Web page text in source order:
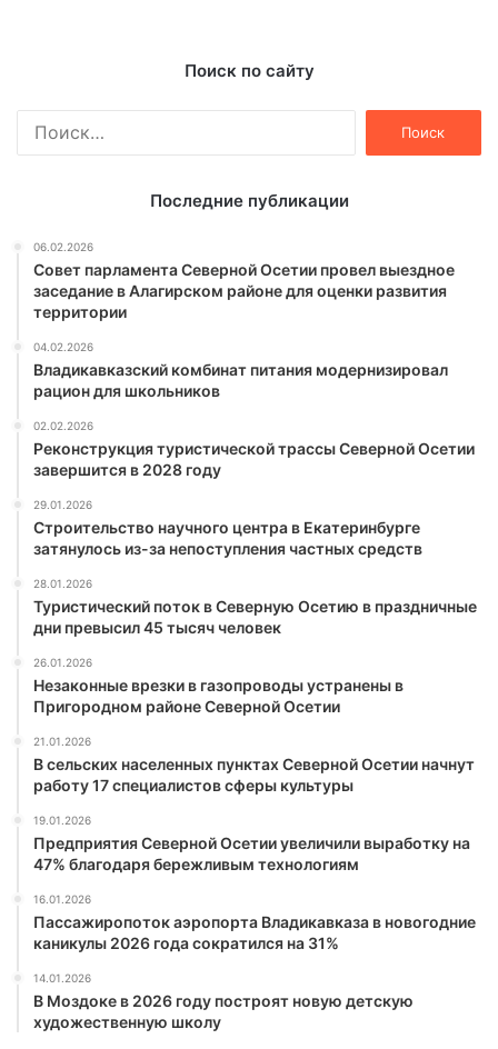
Поиск по сайту
Последние публикации
06.02.2026
Совет парламента Северной Осетии провел выездное
заседание в Алагирском районе для оценки развития
территории
04.02.2026
Владикавказский комбинат питания модернизировал
рацион для школьников
02.02.2026
Реконструкция туристической трассы Северной Осетии
завершится в 2028 году
29.01.2026
Строительство научного центра в Екатеринбурге
затянулось из-за непоступления частных средств
28.01.2026
Туристический поток в Северную Осетию в праздничные
дни превысил 45 тысяч человек
26.01.2026
Незаконные врезки в газопроводы устранены в
Пригородном районе Северной Осетии
21.01.2026
В сельских населенных пунктах Северной Осетии начнут
работу 17 специалистов сферы культуры
19.01.2026
Предприятия Северной Осетии увеличили выработку на
47% благодаря бережливым технологиям
16.01.2026
Пассажиропоток аэропорта Владикавказа в новогодние
каникулы 2026 года сократился на 31%
14.01.2026
В Моздоке в 2026 году построят новую детскую
художественную школу